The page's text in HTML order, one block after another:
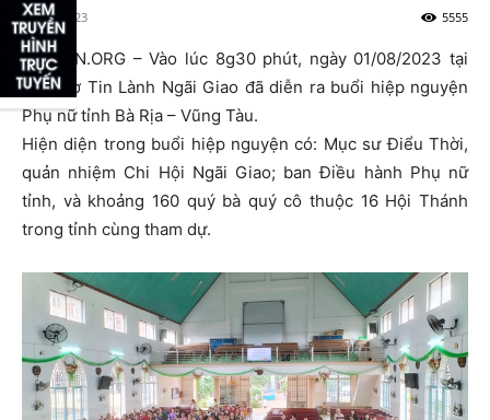
02/08/2023 5555
HTTLVN.ORG – Vào lúc 8g30 phút, ngày 01/08/2023 tại
nhà thờ Tin Lành Ngãi Giao đã diễn ra buổi hiệp nguyện
Phụ nữ tỉnh Bà Rịa – Vũng Tàu.
Hiện diện trong buổi hiệp nguyện có: Mục sư Điểu Thời,
quản nhiệm Chi Hội Ngãi Giao; ban Điều hành Phụ nữ
tỉnh, và khoảng 160 quý bà quý cô thuộc 16 Hội Thánh
trong tỉnh cùng tham dự.